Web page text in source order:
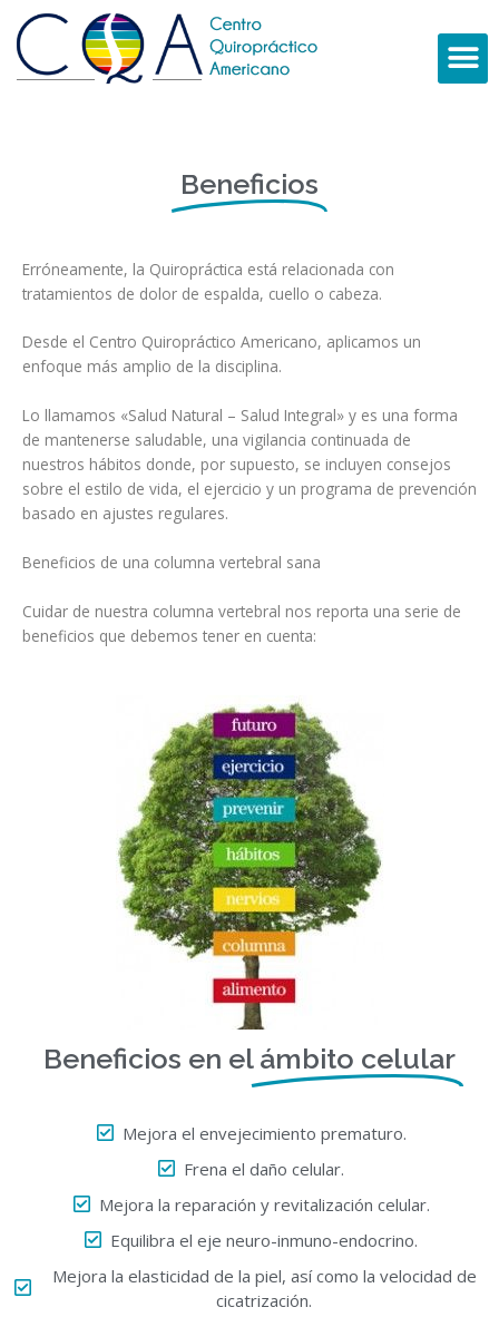
contenido
Beneficios
Erróneamente, la Quiropráctica está relacionada con
tratamientos de dolor de espalda, cuello o cabeza.
Desde el Centro Quiropráctico Americano, aplicamos un
enfoque más amplio de la disciplina.
Lo llamamos «Salud Natural – Salud Integral» y es una forma
de mantenerse saludable, una vigilancia continuada de
nuestros hábitos donde, por supuesto, se incluyen consejos
sobre el estilo de vida, el ejercicio y un programa de prevención
basado en ajustes regulares.
Beneficios de una columna vertebral sana
Cuidar de nuestra columna vertebral nos reporta una serie de
beneficios que debemos tener en cuenta:
Beneficios en el ámbito celular
Mejora el envejecimiento prematuro.
Frena el daño celular.
Mejora la reparación y revitalización celular.
Equilibra el eje neuro-inmuno-endocrino.
Mejora la elasticidad de la piel, así como la velocidad de
cicatrización.